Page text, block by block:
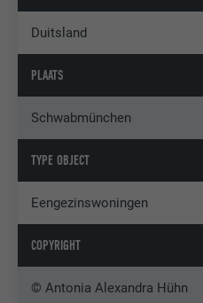
Duitsland
PLAATS
Schwabmünchen
TYPE OBJECT
Eengezinswoningen
COPYRIGHT
© Antonia Alexandra Hühn